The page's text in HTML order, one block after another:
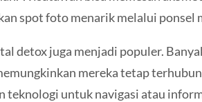
spot foto menarik melalui ponsel
detox juga menjadi populer.
mereka tetap
teknologi untuk navigasi atau